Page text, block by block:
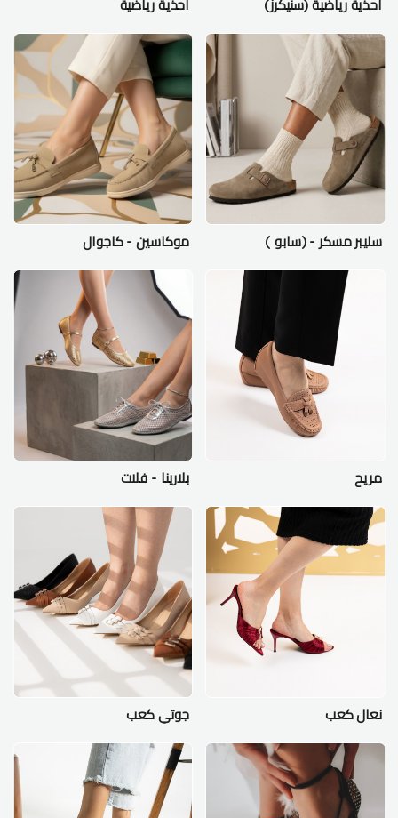
احذية رياضية (سنيكرز) احذية رياضية
سليبر مسكر - (سابو ) موكاسين - كاجوال
مريح بلارينا - فلات
نعال كعب جوتي كعب